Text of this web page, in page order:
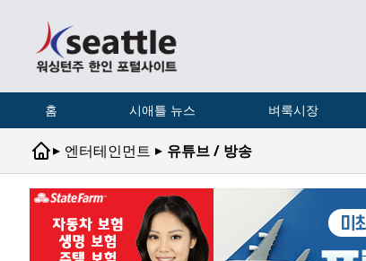
홈 시애틀 뉴스 벼룩시장
▸ 엔터테인먼트 ▸ 유튜브 / 방송